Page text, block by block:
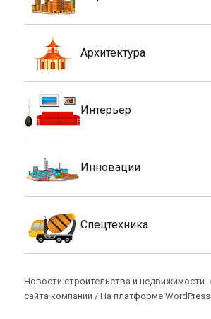
Архитектура
Интерьер
Инновации
Спецтехника
Новости строительства и недвижимости
сайта компании /На платформе WordPress